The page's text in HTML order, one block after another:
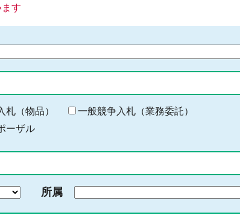
す
札（物品）
一般競争入札（業務委託）
ーザル
所属